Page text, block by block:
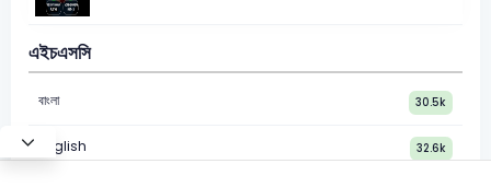
এইচএসসি
বাংলা 30.5k
English 32.6k